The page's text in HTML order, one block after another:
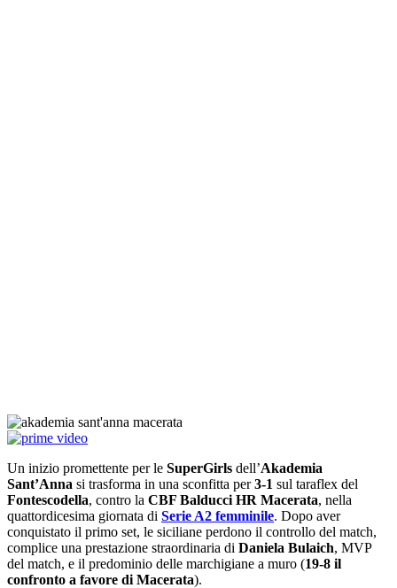
Un inizio promettente per le SuperGirls dell’Akademia
Sant’Anna si trasforma in una sconfitta per3-1 sul taraflex del
Fontescodella, contro la CBF Balducci HR Macerata, nella
quattordicesima giornata di Serie A2 femminile. Dopo aver
conquistato il primo set, le siciliane perdono il controllo del match,
complice una prestazione straordinaria di Daniela Bulaich, MVP
del match, e il predominio delle marchigiane a muro (19-8 il
confronto a favore di Macerata).